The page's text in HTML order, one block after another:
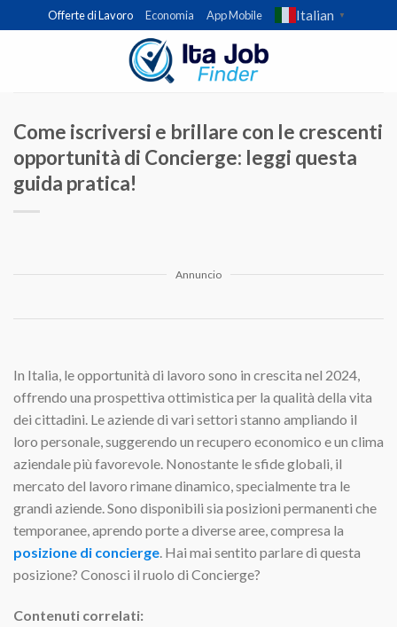
to
Offerte di Lavoro Economia App Mobile Italian ▼
Come iscriversi e brillare con le crescenti
opportunità di Concierge: leggi questa
guida pratica!
Annuncio
In Italia, le opportunità di lavoro sono in crescita nel 2024,
offrendo una prospettiva ottimistica per la qualità della vita
dei cittadini. Le aziende di vari settori stanno ampliando il
loro personale, suggerendo un recupero economico e un clima
aziendale più favorevole. Nonostante le sfide globali, il
mercato del lavoro rimane dinamico, specialmente tra le
grandi aziende. Sono disponibili sia posizioni permanenti che
temporanee, aprendo porte a diverse aree, compresa la
posizione di concierge. Hai mai sentito parlare di questa
posizione? Conosci il ruolo di Concierge?
Contenuti correlati: